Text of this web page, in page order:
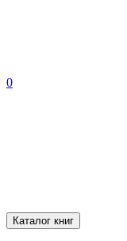
0
Каталог книг